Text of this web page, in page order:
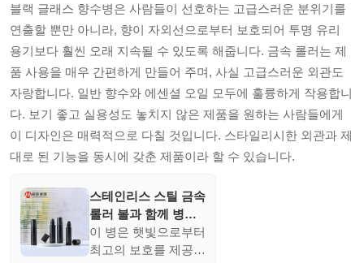
바를 때의 편리함과
함께 눈에 띄는 외관
을 제공합니다.
블랙 글래스 향수병은 사람들이 선호하는 고급스러운 분위기를
연출할 뿐만 아니라, 향이 자외선으로부터 보호되어 투명 유리
용기보다 훨씬 오래 지속될 수 있도록 해줍니다. 금속 롤러는 제
품 사용을 매우 간편하게 만들어 주며, 사실 고급스러운 외관도
자랑합니다. 일반 향수와 에센셜 오일 모두에 훌륭하게 작용합니
다. 보기 좋고 실용성도 놓치지 않은 제품을 원하는 사람들에게
이 디자인은 매력적으로 다칠 것입니다. 스타일리시한 외관과 제
대로 된 기능을 동시에 갖춘 제품이라 할 수 있습니다.
스테인리스 스틸 금속
롤러 볼과 함께 병에
5ml 10ml 검은 유리
향수 롤
이 병은 햇빛으로부터
최고의 보호를 제공하